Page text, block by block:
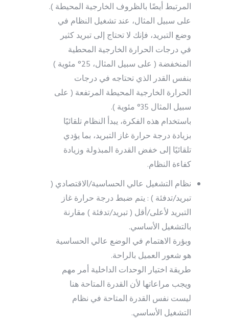
المرتبط أيضًا بالظروف الخارجية المحيطة ).
على سبيل المثال، عند تشغيل النظام في
وضع التبريد، فإنك لا تحتاج إلى تبريد كثير
في درجات الحرارة الخارجية المحطية
المنخفضة ( على سبيل المثال، 25° مئوية )
بنفس القدر الذي تحتاجه في درجات
الحرارة الخارجية المحيطة المرتفعة ( على
سبيل المثال 35° مئوية ).
باستخدام هذه الفكرة، يبدأ النظام تلقائيًا
بزيادة درجة حرارة غاز التبريد، بما يؤدي
تلقائيًا إلى خفض القدرة المبذولة وزيادة
كفاءة النظام.
نظام التشغيل عالي الحساسية/الاقتصادي (
تبريد/تدفئة ) : يتم ضبط درجة حرارة غاز
التبريد لأعلى/أقل ( تبريد/تدفئة ) مقارنة
بالتشغيل الأساسي.
وبؤرة الاهتمام في الوضع عالي الحساسية
هو شعور العميل بالراحة.
طريقة اختيار الوحدات الداخلية أمر مهم
ويجب مراعاتها لأن القدرة المتاحة هنا
ليست نفس القدرة المتاحة في نظام
التشغيل الأساسي.